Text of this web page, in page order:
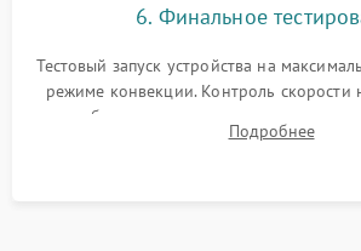
6. Финальное
Тестовый запуск устройства на
режиме конвекции. Контроль скорости
срабатывания термостата при
температуры и тест на отсутствие
Подробнее